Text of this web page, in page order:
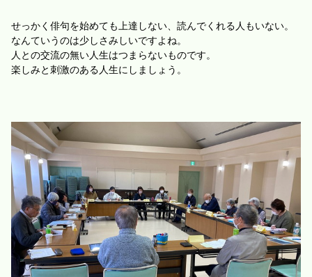
せっかく俳句を始めても上達しない、読んでくれる人もいない。
なんていうのは少しさみしいですよね。
人との交流の無い人生はつまらないものです。
楽しみと刺激のある人生にしましょう。